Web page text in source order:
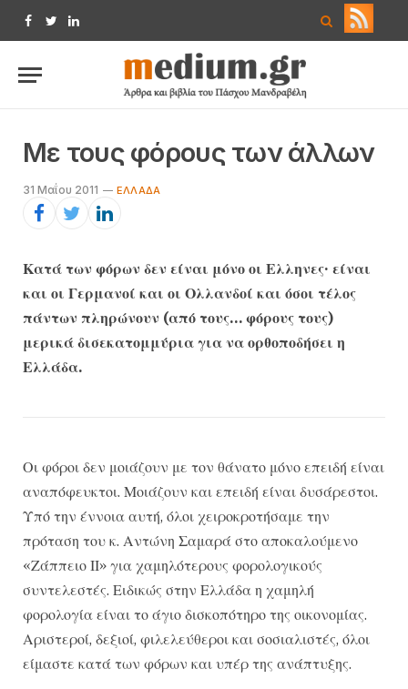
Facebook
TwitterLinkedIn
Με τους φόρους των άλλων
31 Μαΐου 2011 EΛΛΆΔΑ
Κατά των φόρων δεν είναι μόνο οι Ελληνες· είναι
και οι Γερμανοί και οι Ολλανδοί και όσοι τέλος
πάντων πληρώνουν (από τους… φόρους τους)
μερικά δισεκατομμύρια για να ορθοποδήσει η
Ελλάδα.
Οι φόροι δεν μοιάζουν με τον θάνατο μόνο επειδή είναι
αναπόφευκτοι. Μοιάζουν και επειδή είναι δυσάρεστοι.
Υπό την έννοια αυτή, όλοι χειροκροτήσαμε την
πρόταση του κ. Αντώνη Σαμαρά στο αποκαλούμενο
«Ζάππειο ΙΙ» για χαμηλότερους φορολογικούς
συντελεστές. Ειδικώς στην Ελλάδα η χαμηλή
φορολογία είναι το άγιο δισκοπότηρο της οικονομίας.
Αριστεροί, δεξιοί, φιλελεύθεροι και σοσιαλιστές, όλοι
είμαστε κατά των φόρων και υπέρ της ανάπτυξης.